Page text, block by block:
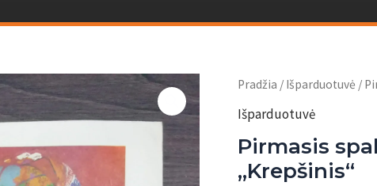
Pradžia / Išparduotuvė /
Išparduotuvė
Pirmasis
„Krepšinis“